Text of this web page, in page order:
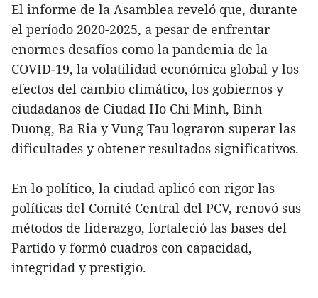
El informe de la Asamblea reveló que, durante
el período 2020-2025, a pesar de enfrentar
enormes desafíos como la pandemia de la
COVID-19, la volatilidad económica global y los
efectos del cambio climático, los gobiernos y
ciudadanos de Ciudad Ho Chi Minh, Binh
Duong, Ba Ria y Vung Tau lograron superar las
dificultades y obtener resultados significativos.
En lo político, la ciudad aplicó con rigor las
políticas del Comité Central del PCV, renovó sus
métodos de liderazgo, fortaleció las bases del
Partido y formó cuadros con capacidad,
integridad y prestigio.